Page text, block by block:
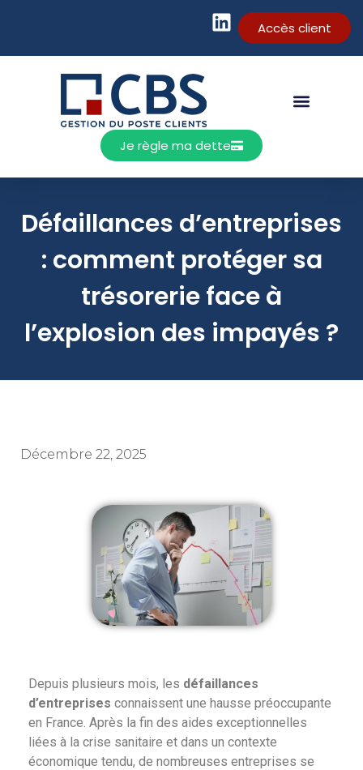
Accès client
Je règle ma dette
Défaillances d’entreprises
: comment protéger sa
trésorerie face à
l’explosion des impayés ?
Décembre 22, 2025
Depuis plusieurs mois, les défaillances
d’entreprises connaissent une hausse préoccupante
en France. Après la fin des aides exceptionnelles
liées à la crise sanitaire et dans un contexte
économique tendu, de nombreuses entreprises se